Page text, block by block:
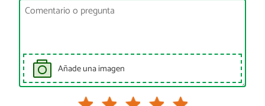
Añade una imagen